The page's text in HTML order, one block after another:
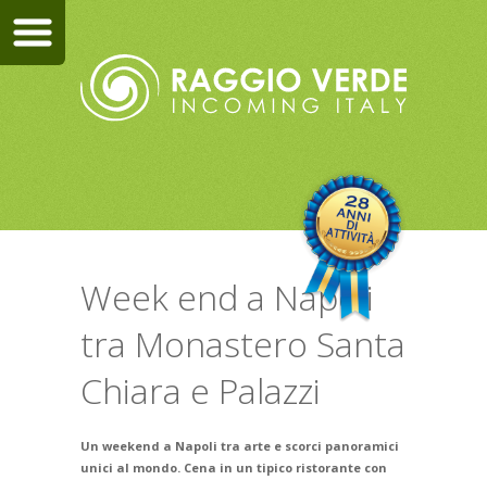
Week end a Napoli
tra Monastero Santa
Chiara e Palazzi
Un weekend a Napoli tra arte e scorci panoramici
unici al mondo. Cena in un tipico ristorante con